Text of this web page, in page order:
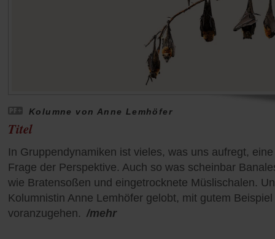
Kolumne von Anne Lemhöfer
Titel
In Gruppendynamiken ist vieles, was uns aufregt, eine
Frage der Perspektive. Auch so was scheinbar
wie Bratensoßen und eingetrocknete Müslischalen.
Kolumnistin Anne Lemhöfer gelobt, mit gutem Beispiel
voranzugehen. /mehr